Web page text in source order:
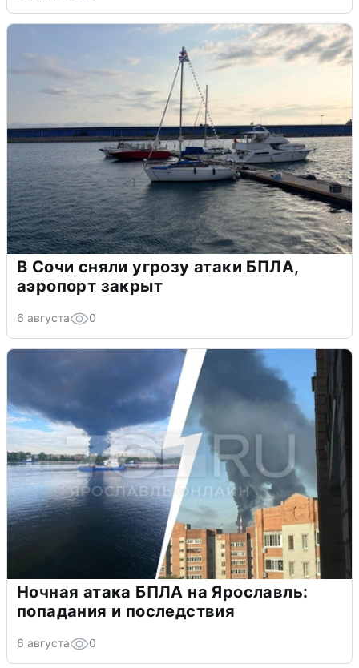
В Сочи сняли угрозу атаки БПЛА,
аэропорт закрыт
6 августа 0
Ночная атака БПЛА на Ярославль:
попадания и последствия
6 августа 0